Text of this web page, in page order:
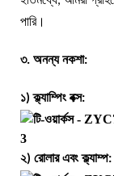
পারি।
৩. অনন্য নকশা:
১) ক্ল্যাম্পিং বক্স:
২) রোলার এবং ক্ল্যাম্প: